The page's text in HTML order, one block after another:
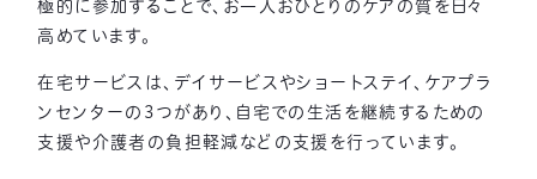
極的に参加することで、 お一人おひとりのケアの質を日々
高めています。
在宅サービスは、デイサービスやショートステイ、ケアプラ
ンセンターの3つがあり、
自宅での生活を継続するための
支援や介護者の負担軽減などの支援を行っています。